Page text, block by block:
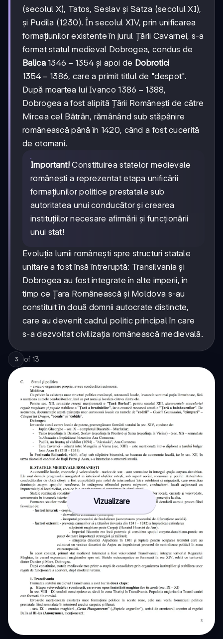
(secolul X), Tatos, Seslav și Satza (secolul XI),
și Pudila (1230). În secolul XIV, prin unificarea
formațiunilor existente în jurul Țării Cavarnei, s-a
format statul medieval Dobrogea, condus de
Balica 1346-
1354
1346 − 1354 și apoi de Dobrotici
1354-
1386
1354 − 1386, care a primit titlul de "despot".
După moartea lui Ivanco 1386-
1388
1386 − 1388,
Dobrogea a fost alipită Țării Românești de către
Mircea cel Bătrân, rămânând sub stăpânire
românească până în 1420, când a fost cucerită
de otomani.
Important! Constituirea statelor medievale
românești a reprezentat etapa unificării
formațiunilor politice prestatale sub
autoritatea unui conducător și crearea
instituțiilor necesare afirmării și funcționării
unui stat!
Evoluția lumii românești spre structuri statale
unitare a fost însă întreruptă: Transilvania și
Dobrogea au fost integrate în alte imperii, în
timp ce Țara Românească și Moldova s-au
constituit în două domnii autocrate distincte,
care au devenit cadrul politic principal în care
s-a dezvoltat civilizația românească medievală.
3 of 13
Vizualizare